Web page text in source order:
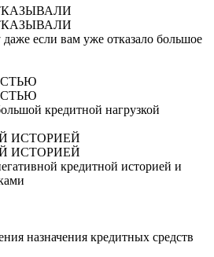
если вам уже отказало большое
кредитной нагрузкой
ИСТОРИЕЙ
ИСТОРИЕЙ
кредитной историей и
назначения кредитных средств